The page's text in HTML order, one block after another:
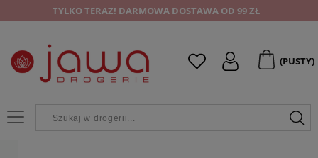
TYLKO TERAZ! DARMOWA DOSTAWA OD 99 ZŁ
(PUSTY)